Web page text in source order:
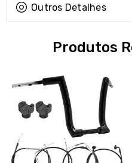
Outros Detalhes
Produtos